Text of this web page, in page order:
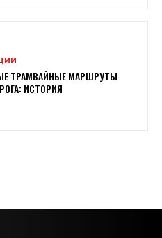
ТРАМВАЙНЫЕ МАРШРУТЫ
ИСТОРИЯ